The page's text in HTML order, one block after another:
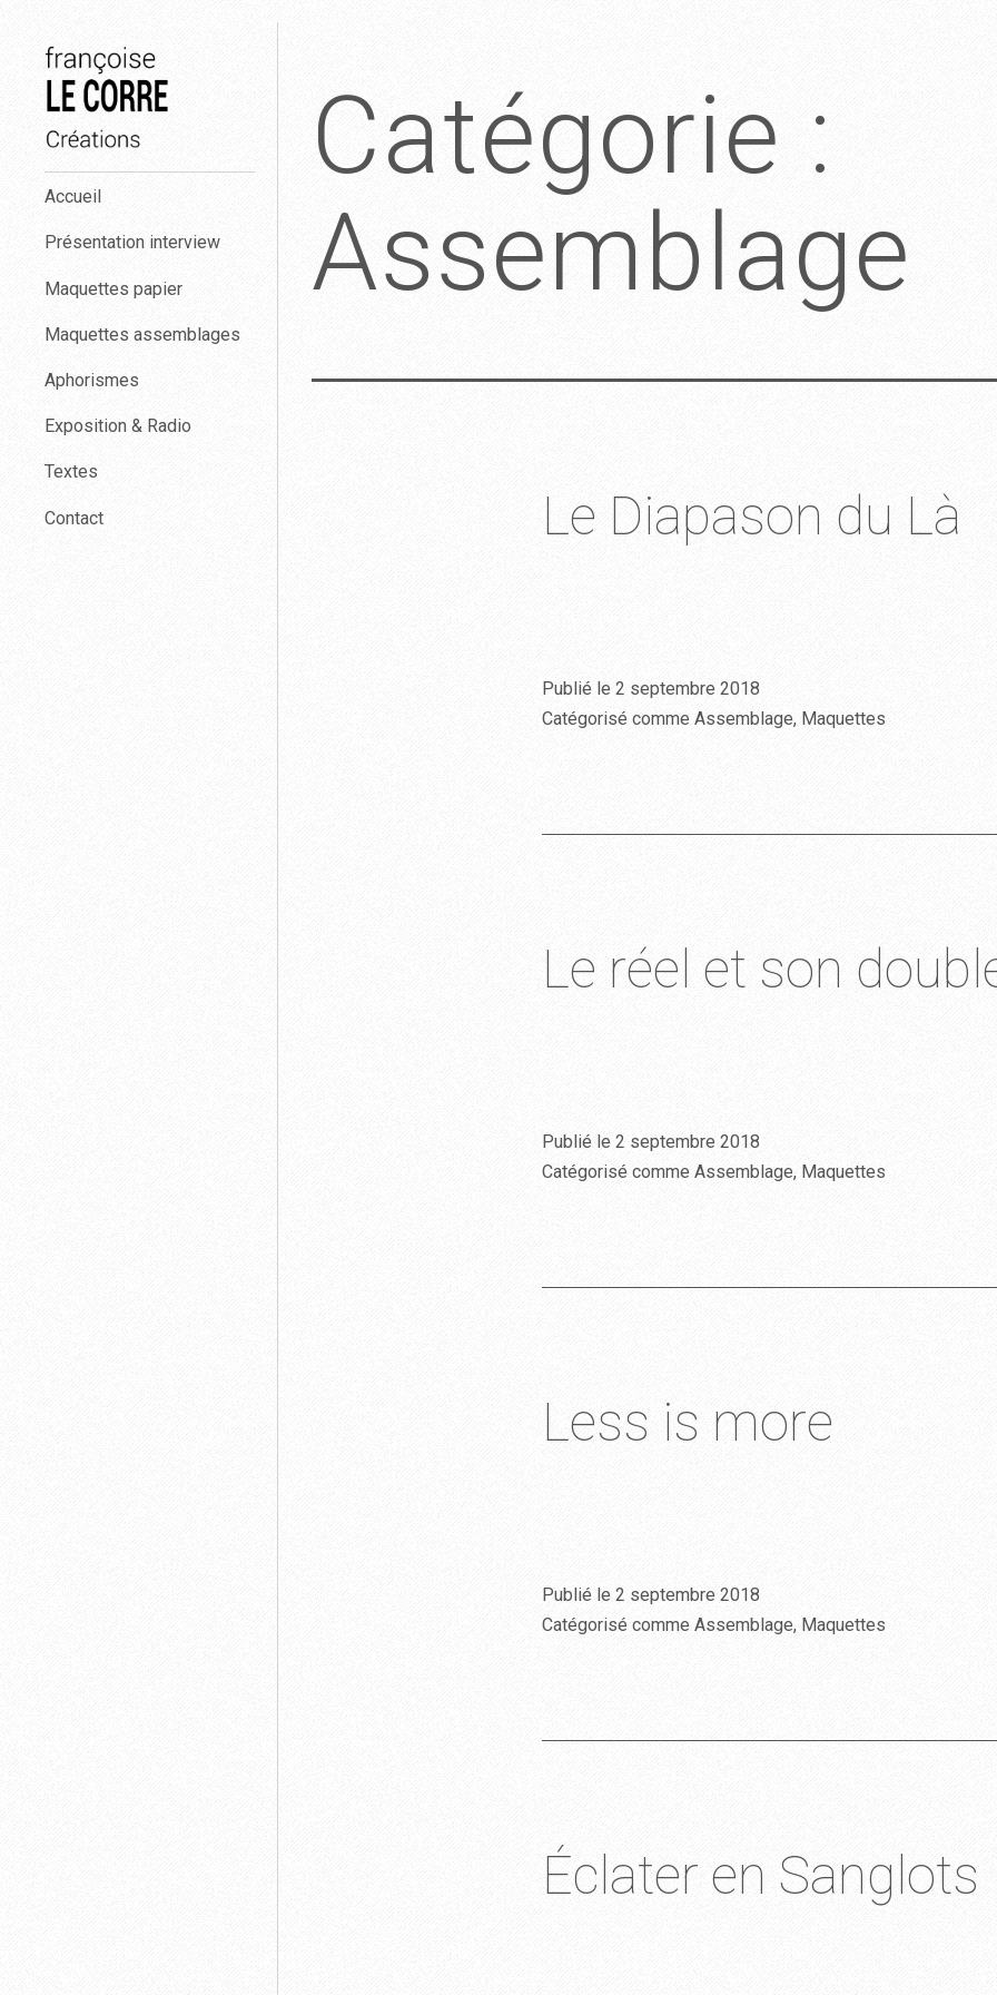
contenu
Françoise
Le
créations.
Accueil
Présentation interview
Maquettes papier
Maquettes assemblages
Aphorismes
Exposition & Radio
Textes
Contact
Catégorie :
Assemblage
Le Diapason du Là
Publié le 2 septembre 2018
Catégorisé comme Assemblage, Maquettes
Le réel et son
Publié le 2 septembre 2018
Catégorisé comme Assemblage, Maquettes
Less is more
Publié le 2 septembre 2018
Catégorisé comme Assemblage, Maquettes
Éclater en Sanglots